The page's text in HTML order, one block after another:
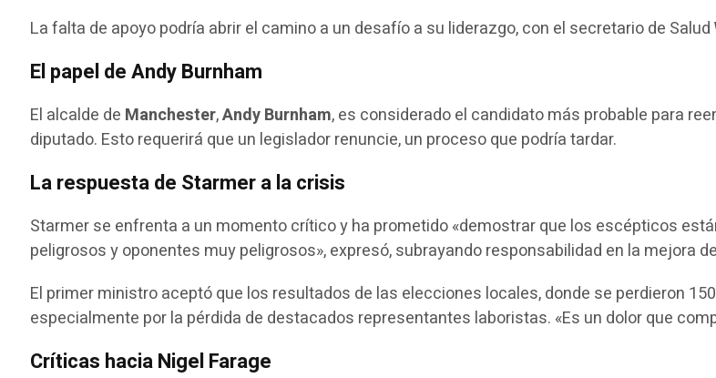
La falta de apoyo podría abrir el camino a un desafío a su liderazgo, con el secretario de Salud
El papel de Andy Burnham
El alcalde de Manchester,Andy Burnham, es considerado el candidato más probable para
diputado. Esto requerirá que un legislador renuncie, un proceso que podría tardar.
La respuesta de Starmer a la crisis
Starmer se enfrenta a un momento crítico y ha prometido «demostrar que los escépticos
peligrosos y oponentes muy peligrosos», expresó, subrayando responsabilidad en la mejora
El primer ministro aceptó que los resultados de las elecciones locales, donde se perdieron
especialmente por la pérdida de destacados representantes laboristas. «Es un dolor que
Críticas hacia Nigel Farage